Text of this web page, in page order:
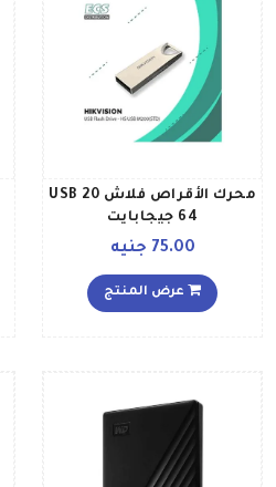
محرك الأقراص فلاش USB 20
64 جيجابايت
75.00 جنيه
عرض المنتج